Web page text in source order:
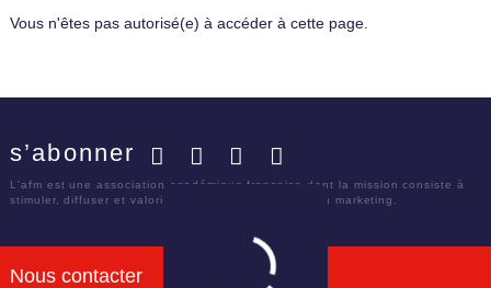
Vous n'êtes pas autorisé(e) à accéder à cette page.
s’abonner
L'afm est une association académique française dont la mission consiste à
stimuler, diffuser et valoriser le savoir scientifique en marketing.
Nous contacter